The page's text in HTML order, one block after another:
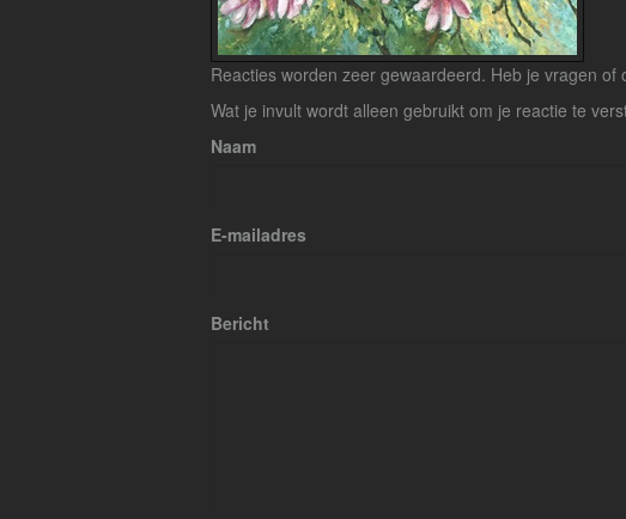
Reacties worden zeer gewaardeerd. Heb je vragen
Wat je invult wordt alleen gebruikt om je reactie te
Naam
E-mailadres
Bericht